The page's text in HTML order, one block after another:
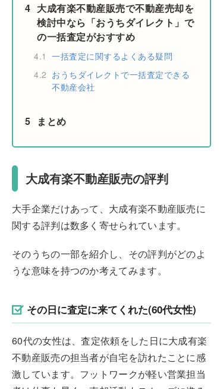
4 大成有楽不動産販売で不動産売却を
検討中なら「おうちダイレクト」で
の一括査定がおすすめ
4.1 一括査定に関するよくある疑問
4.2 おうちダイレクトで一括査定できる
不動産会社
5 まとめ
大成有楽不動産販売の評判
大手企業だけあって、大成有楽不動産販売に
関する評判は数多く寄せられています。
そのうちの一部を紹介し、その評判がどのよ
うな意味を持つのか考えてみます。
その日に査定に来てくれた(60代女性)
60代の女性は、査定依頼をした日に大成有楽
不動産販売の担当者が自宅を訪れたことに感
激しています。フットワークが軽い営業担当